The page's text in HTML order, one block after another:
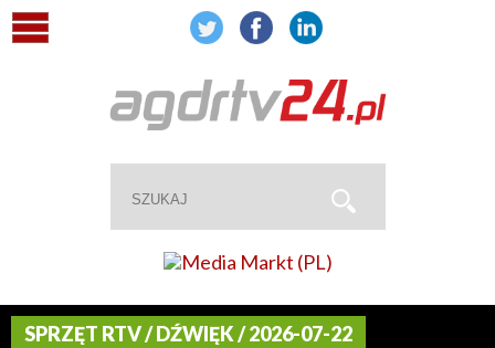
SPRZĘT RTV / DŹWIĘK / 2026-07-22